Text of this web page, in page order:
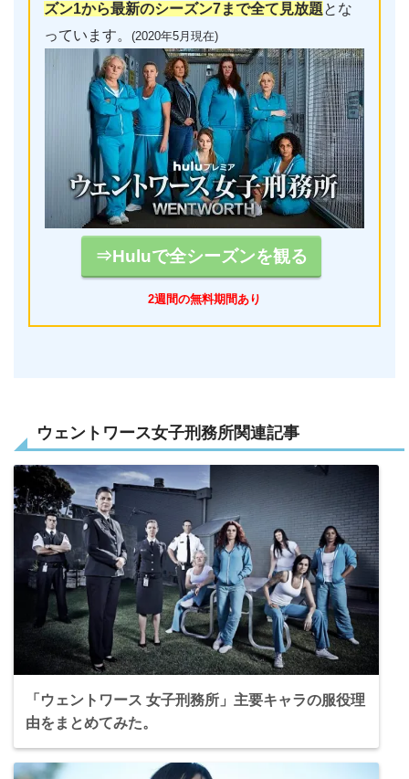
ズン1から最新のシーズン7まで全て見放題とな
っています。 (2020年5月現在)
⇒Huluで全シーズンを観る
2週間の無料期間あり
ウェントワース女子刑務所関連記事
「ウェントワース 女子刑務所」主要キャラの服役理
由をまとめてみた。